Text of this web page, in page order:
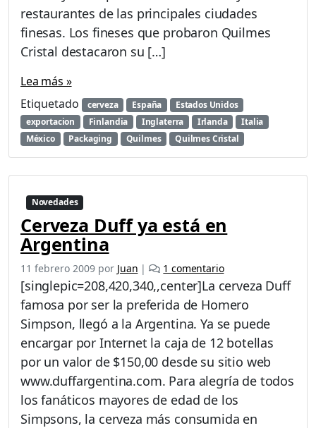
i
c
restaurantes de las principales ciudades
finesas. Los fineses que probaron Quilmes
Cristal destacaron su […]
Lea más »
Etiquetado
cerveza España
Estados Unidos
exportacion
Finlandia Inglaterra Irlanda
Italia
México
Packaging Quilmes Quilmes Cristal
Novedades
Cerveza Duff ya está en
Argentina
11 febrero 2009 por Juan | 1 comentarioe
n
e
r
v
e
z
a
D
u
[singlepic=208,420,340,,center]La cerveza Duff
famosa por ser la preferida de Homero
Simpson, llegó a la Argentina. Ya se puede
encargar por Internet la caja de 12 botellas
por un valor de $150,00 desde su sitio web
www.duffargentina.com. Para alegría de todos
los fanáticos mayores de edad de los
Simpsons, la cerveza más consumida en